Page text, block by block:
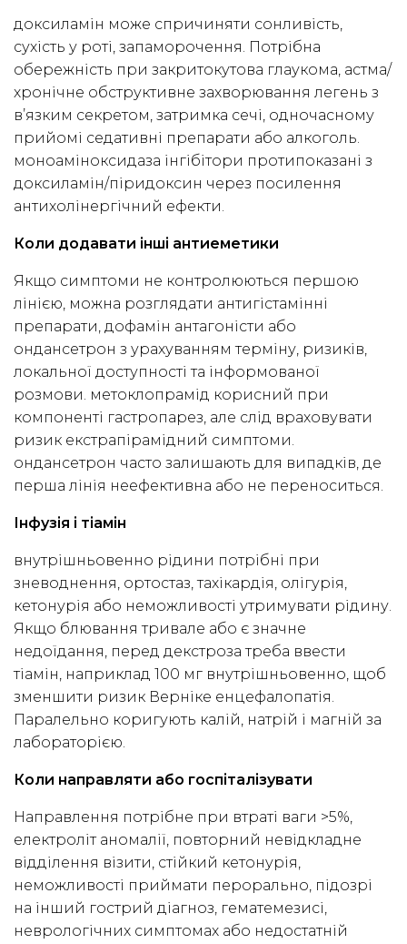
доксиламін може спричиняти сонливість,
сухість у роті, запаморочення. Потрібна
обережність при закритокутова глаукома, астма/
хронічне обструктивне захворювання легень з
в’язким секретом, затримка сечі, одночасному
прийомі седативні препарати або алкоголь.
моноаміноксидаза інгібітори протипоказані з
доксиламін/піридоксин через посилення
антихолінергічний ефекти.
Коли додавати інші антиеметики
Якщо симптоми не контролюються першою
лінією, можна розглядати антигістамінні
препарати, дофамін антагоністи або
ондансетрон з урахуванням терміну, ризиків,
локальної доступності та інформованої
розмови. метоклопрамід корисний при
компоненті гастропарез, але слід враховувати
ризик екстрапірамідний симптоми.
ондансетрон часто залишають для випадків, де
перша лінія неефективна або не переноситься.
Інфузія і тіамін
внутрішньовенно рідини потрібні при
зневоднення, ортостаз, тахікардія, олігурія,
кетонурія або неможливості утримувати рідину.
Якщо блювання тривале або є значне
недоїдання, перед декстроза треба ввести
тіамін, наприклад 100 мг внутрішньовенно, щоб
зменшити ризик Верніке енцефалопатія.
Паралельно коригують калій, натрій і магній за
лабораторією.
Коли направляти або госпіталізувати
Направлення потрібне при втраті ваги >5%,
електроліт аномалії, повторний невідкладне
відділення візити, стійкий кетонурія,
неможливості приймати перорально, підозрі
на інший гострий діагноз, гематемезисі,
неврологічних симптомах або недостатній